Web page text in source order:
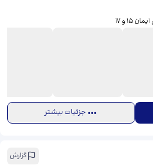
15 و 17
جزئیات بیشتر
گزارش